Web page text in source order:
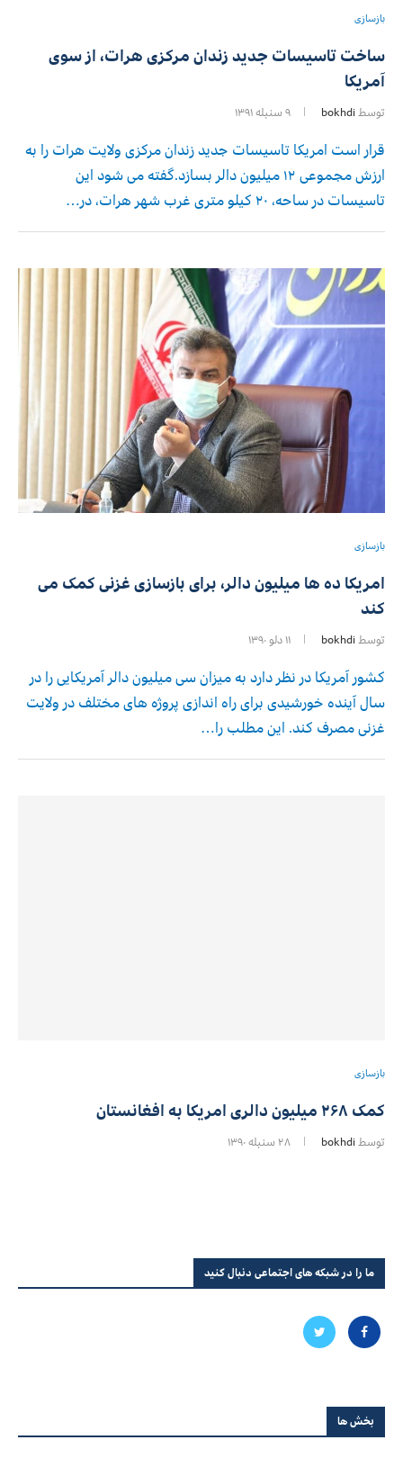
بازسازی
ساخت تاسیسات جدید زندان مرکزی هرات، از سوی
آمریکا
توسط bokhdi ۹ سنبله ۱۳۹۱
قرار است امریکا تاسیسات جدید زندان مرکزی ولایت هرات را به
ارزش مجموعی ۱۲ میلیون دالر بسازد.گفته می شود این
تاسیسات در ساحه، ۲۰ کیلو متری غرب شهر هرات، در…
بازسازی
امریکا ده ها میلیون دالر، برای بازسازی غزنی کمک می
کند
توسط bokhdi ۱۱ دلو ۱۳۹۰
کشور آمریکا در نظر دارد به میزان سی میلیون دالر آمریکایی را در
سال آینده خورشیدی برای راه اندازی پروژه های مختلف در ولایت
غزنی مصرف کند. این مطلب را…
بازسازی
کمک ۲۶۸ میلیون دالری امریکا به افغانستان
توسط bokhdi ۲۸ سنبله ۱۳۹۰
ما را در شبکه های اجتماعی دنبال کنید
بخش ها